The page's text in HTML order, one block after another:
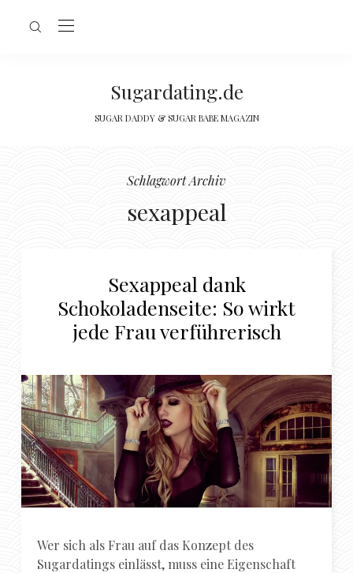
Sugardating.de
SUGAR DADDY & SUGAR BABE MAGAZIN
Schlagwort Archiv
sexappeal
Sexappeal dank
Schokoladenseite: So wirkt
jede Frau verführerisch
Wer sich als Frau auf das Konzept des
Sugardatings einlässt, muss eine Eigenschaft